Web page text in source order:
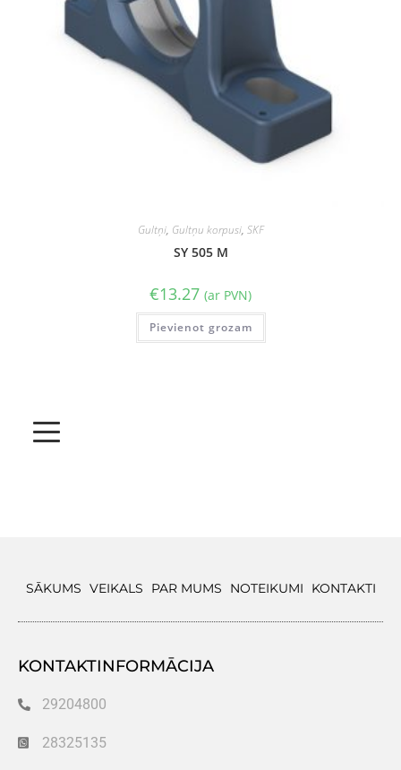
Gultņi, Gultņu korpusi, SKF
SY 505 M
€13.27 (ar PVN)
Pievienot grozam
SĀKUMS VEIKALS PAR MUMS NOTEIKUMI KONTAKTI
KONTAKTINFORMĀCIJA
29204800
28325135